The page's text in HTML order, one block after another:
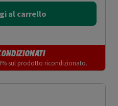
al carrello
sul prodotto ricondizionato.